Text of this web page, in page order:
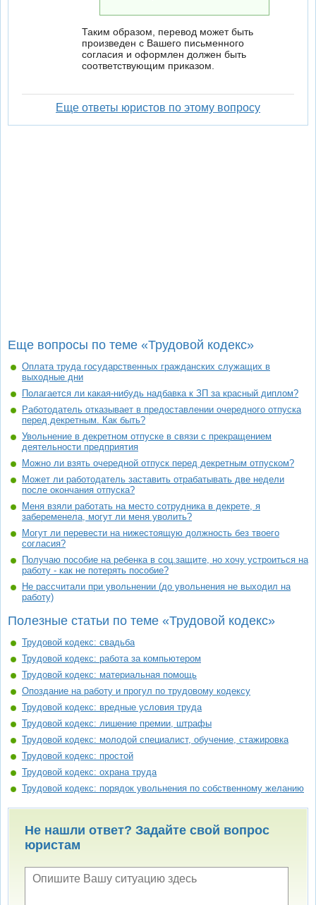
Таким образом, перевод может быть
произведен с Вашего письменного
согласия и оформлен должен быть
соответствующим приказом.
Еще ответы юристов по этому вопросу
Еще вопросы по теме «Трудовой кодекс»
Оплата труда государственных гражданских служащих в
выходные дни
Полагается ли какая-нибудь надбавка к ЗП за красный диплом?
Работодатель отказывает в предоставлении очередного отпуска
перед декретным. Как быть?
Увольнение в декретном отпуске в связи с прекращением
деятельности предприятия
Можно ли взять очередной отпуск перед декретным отпуском?
Может ли работодатель заставить отрабатывать две недели
после окончания отпуска?
Меня взяли работать на место сотрудника в декрете, я
забеременела, могут ли меня уволить?
Могут ли перевести на нижестоящую должность без твоего
согласия?
Получаю пособие на ребенка в соц.защите, но хочу устроиться на
работу - как не потерять пособие?
Не рассчитали при увольнении (до увольнения не выходил на
работу)
Полезные статьи по теме «Трудовой кодекс»
Трудовой кодекс: свадьба
Трудовой кодекс: работа за компьютером
Трудовой кодекс: материальная помощь
Опоздание на работу и прогул по трудовому кодексу
Трудовой кодекс: вредные условия труда
Трудовой кодекс: лишение премии, штрафы
Трудовой кодекс: молодой специалист, обучение, стажировка
Трудовой кодекс: простой
Трудовой кодекс: охрана труда
Трудовой кодекс: порядок увольнения по собственному желанию
Не нашли ответ? Задайте свой вопрос
юристам